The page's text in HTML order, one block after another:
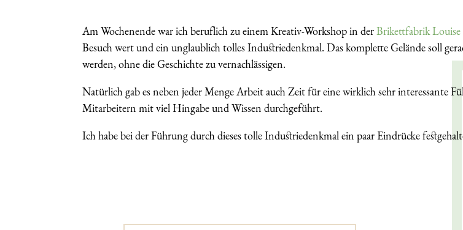
Am Wochenende war ich beruflich zu einem Kreativ-Workshop in derBrikettfabrik Louise
Besuch wert und ein unglaublich tolles Industriedenkmal. Das komplette Gelände soll
werden, ohne die Geschichte zu vernachlässigen.
Natürlich gab es neben jeder Menge Arbeit auch Zeit für eine wirklich sehr interessante
Mitarbeitern mit viel Hingabe und Wissen durchgeführt.
Ich habe bei der Führung durch dieses tolle Industriedenkmal ein paar Eindrücke